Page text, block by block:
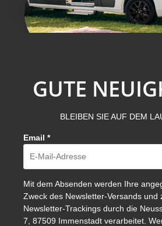
GUTE
BLEIBEN SIE AUF DEM
Email *
Mit dem Absenden werden Ihre
Zweck des Newsletter-Versands und
Newsletter-Trackings durch die
7, 87509 Immenstadt verarbeitet.